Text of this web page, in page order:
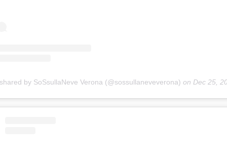
by SoSsullaNeve Verona (@sossullaneveverona) on Dec 25, 2018 at